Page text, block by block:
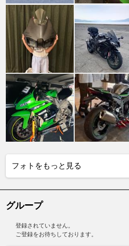
フォトをもっと見る
グループ
登録されていません。
ご登録をお待ちしております。